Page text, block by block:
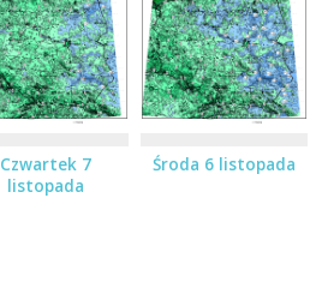
Czwartek 7
listopada
Środa 6 listopada